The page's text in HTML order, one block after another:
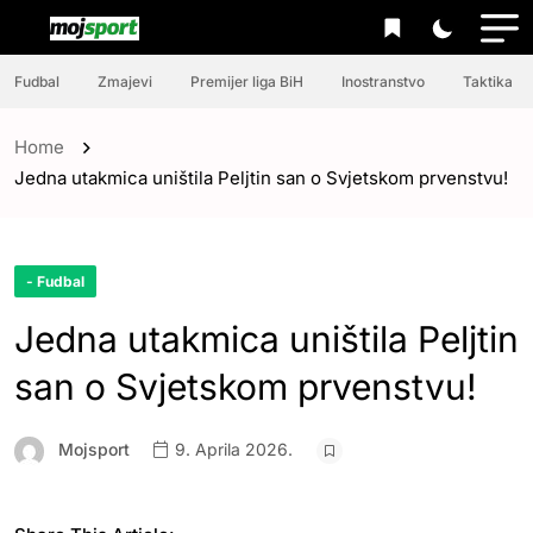
Fudbal Zmajevi Premijer liga BiH Inostranstvo Taktika
Home
Jedna utakmica uništila Peljtin san o Svjetskom prvenstvu!
- Fudbal
Jedna utakmica uništila Peljtin
san o Svjetskom prvenstvu!
Mojsport 9. Aprila 2026.